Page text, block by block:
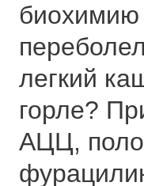
биохимию
легкий
горле?
АЦЦ,